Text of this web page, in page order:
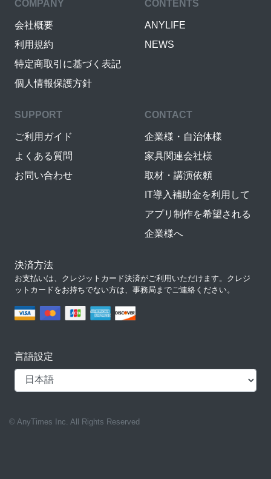
COMPANY
会社概要
利用規約
特定商取引に基づく表記
個人情報保護方針
CONTENTS
ANYLIFE
NEWS
SUPPORT
ご利用ガイド
よくある質問
お問い合わせ
CONTACT
企業様・自治体様
家具関連会社様
取材・講演依頼
IT導入補助金を利用して
アプリ制作を希望される
企業様へ
決済方法
お支払いは、クレジットカード決済がご利用いただけます。クレジ
ットカードをお持ちでない方は、事務局までご連絡ください。
言語設定
© AnyTimes Inc. All Rights Reserved